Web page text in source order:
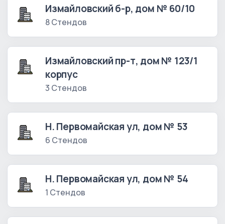
Измайловский б-р, дом № 60/10
8 Стендов
Измайловский пр-т, дом № 123/1
корпус
3 Стендов
Н. Первомайская ул, дом № 53
6 Стендов
Н. Первомайская ул, дом № 54
1 Стендов